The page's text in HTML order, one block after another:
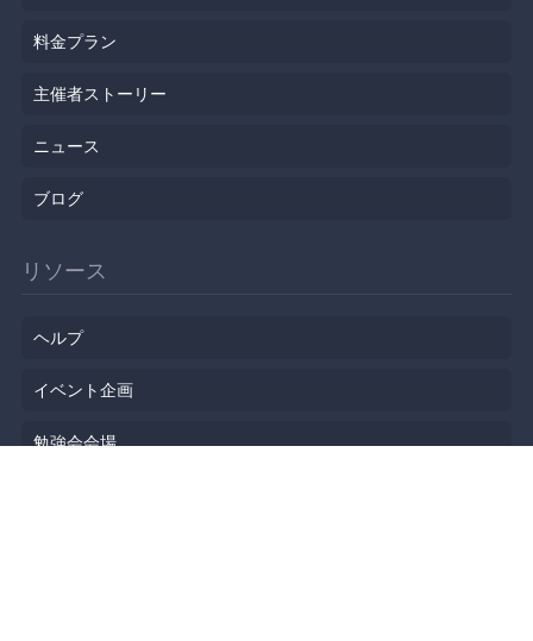
料金プラン
主催者ストーリー
ニュース
ブログ
リソース
ヘルプ
イベント企画
勉強会会場